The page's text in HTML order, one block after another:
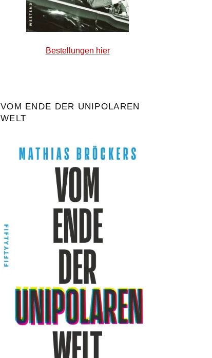
Bestellungen hier
VOM ENDE DER UNIPOLAREN
WELT